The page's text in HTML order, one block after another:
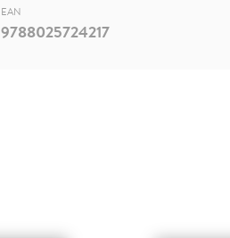
EAN
9788025724217